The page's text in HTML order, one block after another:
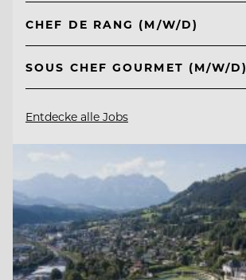
CHEF DE RANG (M/W/D)
SOUS CHEF GOURMET (M/W/D)
Entdecke alle Jobs